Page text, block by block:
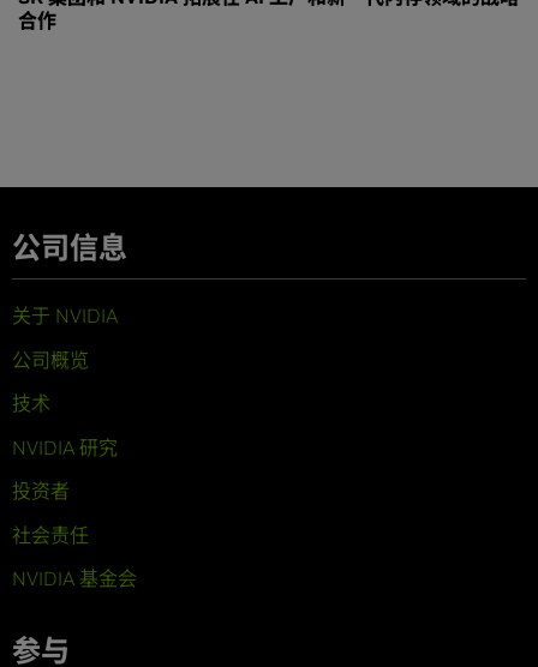
合作
公司信息
关于 NVIDIA
公司概览
技术
NVIDIA 研究
投资者
社会责任
NVIDIA 基金会
参与